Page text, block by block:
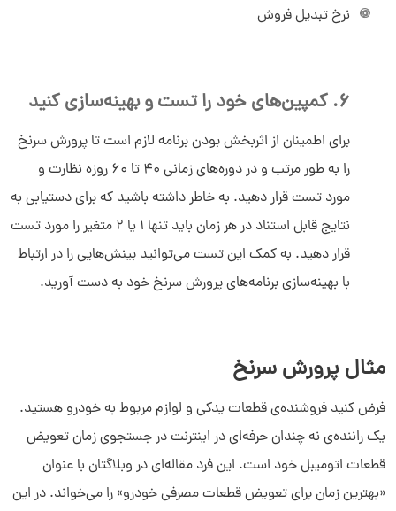
نرخ تبدیل فروش
6. کمپین‌های خود را تست و بهینه‌سازی کنید
برای اطمینان از اثربخش بودن برنامه لازم است تا پرورش سرنخ
را به طور مرتب و در دوره‌های زمانی 40 تا 60 روزه نظارت و
مورد تست قرار دهید. به خاطر داشته باشید که برای دستیابی به
نتایج قابل استناد در هر زمان باید تنها 1 یا 2 متغیر را مورد تست
قرار دهید. به کمک این تست می‌توانید بینش‌هایی را در ارتباط
با بهینه‌سازی برنامه‌های پرورش سرنخ خود به دست آورید.
مثال پرورش سرنخ
فرض کنید فروشنده‌ی قطعات یدکی و لوازم مربوط به خودرو هستید.
یک راننده‌ی نه چندان حرفه‌ای در اینترنت در جستجوی زمان تعویض
قطعات اتومیبل خود است. این فرد مقاله‌ای در وبلاگتان با عنوان
«بهترین زمان برای تعویض قطعات مصرفی خودرو» را می‌خواند. در این